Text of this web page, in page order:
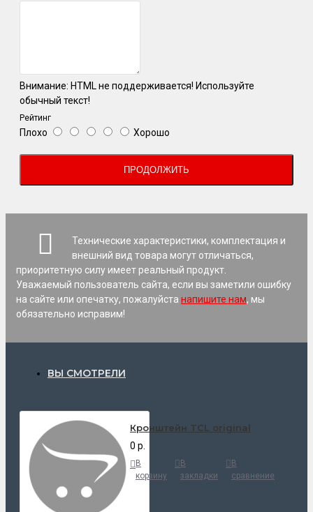
Внимание: HTML не поддерживается! Используйте
обычный текст!
Рейтинг
Плохо Хорошо
ПРОДОЛЖИТЬ
Технические характеристики, комплектация и
внешний вид товара могут отличаться,
приоритетную силу имеет реальный продукт.
Уважаемый пользователь сайта, если вы заметили ошибку
на сайте или опечатку, пожалуйста напишите нам, мы
обязательно исправим!
ВЫ СМОТРЕЛИ
Кронштейн TCL original
0 р.
В
корзину
В
закладки
В
сравнение